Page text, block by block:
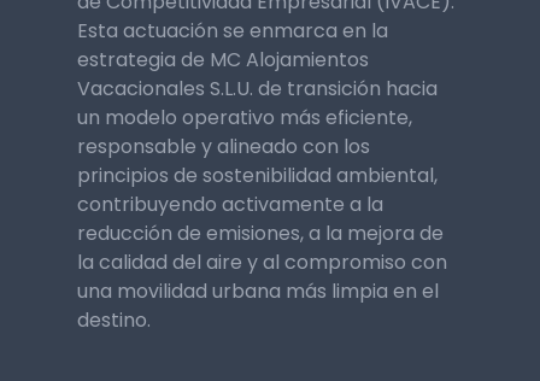
Esta actuación se enmarca en la
estrategia de MC Alojamientos
Vacacionales S.L.U. de transición hacia
un modelo operativo más eficiente,
responsable y alineado con los
principios de sostenibilidad ambiental,
contribuyendo activamente a la
reducción de emisiones, a la mejora de
la calidad del aire y al compromiso con
una movilidad urbana más limpia en el
destino.